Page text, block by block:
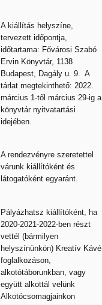
A kiállítás helyszíne,
tervezett időpontja,
időtartama: Fővárosi Szabó
Ervin Könyvtár, 1138
Budapest, Dagály u. 9. A
tárlat megtekinthető: 2022.
március 1-től március 29-ig a
könyvtár nyitvatartási
idejében.
A rendezvényre szeretettel
várunk kiállítóként és
látogatóként egyaránt.
Pályázhatsz kiállítóként, ha
2020-2021-2022-ben részt
vettél (bármilyen
helyszínünkön) Kreatív Kávé
foglalkozáson,
alkotótáborunkban, vagy
együtt alkottál velünk
Alkotócsomagjainkon